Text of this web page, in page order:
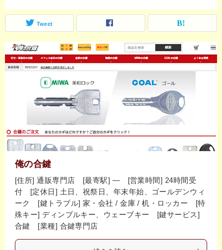
Tweet
俺の合鍵
[住所] 通販専門店 [最寄駅] ― [営業時間] 24時間受
付 [定休日] 土日、祝祭日、年末年始、ゴールデンウィ
ーク [鍵トラブル] 家・会社 / 金庫 / 机・ロッカー [特
殊キー] ディンプルキー、ウェーブキー [鍵サービス]
合鍵 [業種] 合鍵専門店